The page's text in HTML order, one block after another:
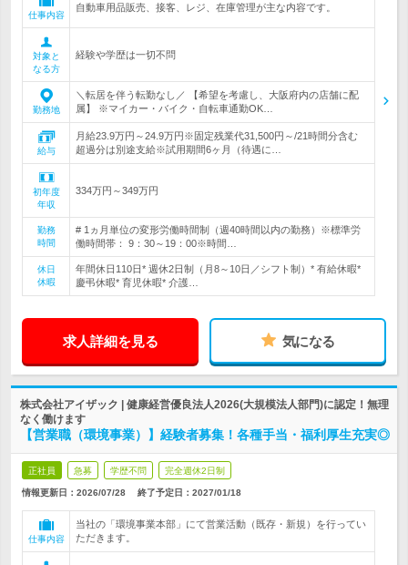
仕事内容
自動車用品販売、接客、レジ、在庫管理が主な内容です。
対象と
なる方
経験や学歴は一切不問
勤務地
＼転居を伴う転勤なし／ 【希望を考慮し、大阪府内の店舗に配
属】 ※マイカー・バイク・自転車通勤OK…
給与
月給23.9万円～24.9万円※固定残業代31,500円～/21時間分含む
超過分は別途支給※試用期間6ヶ月（待遇に…
初年度
年収
334万円～349万円
勤務
時間
# 1ヵ月単位の変形労働時間制（週40時間以内の勤務）※標準労
働時間帯： 9：30～19：00※時間…
休日
休暇
年間休日110日* 週休2日制（月8～10日／シフト制）* 有給休暇*
慶弔休暇* 育児休暇* 介護…
求人詳細を見る 気になる
株式会社アイザック | 健康経営優良法人2026(大規模法人部門)に認定！無理
なく働けます
【営業職（環境事業）】経験者募集！各種手当・福利厚生充実◎
正社員 急募 学歴不問 完全週休2日制
情報更新日：2026/07/28 終了予定日： 2027/01/18
仕事内容
当社の「環境事業本部」にて営業活動（既存・新規）を行ってい
ただきます。